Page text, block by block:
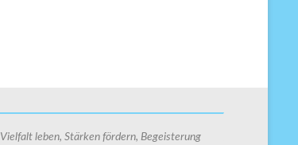
Vielfalt leben, Stärken fördern, Begeisterung